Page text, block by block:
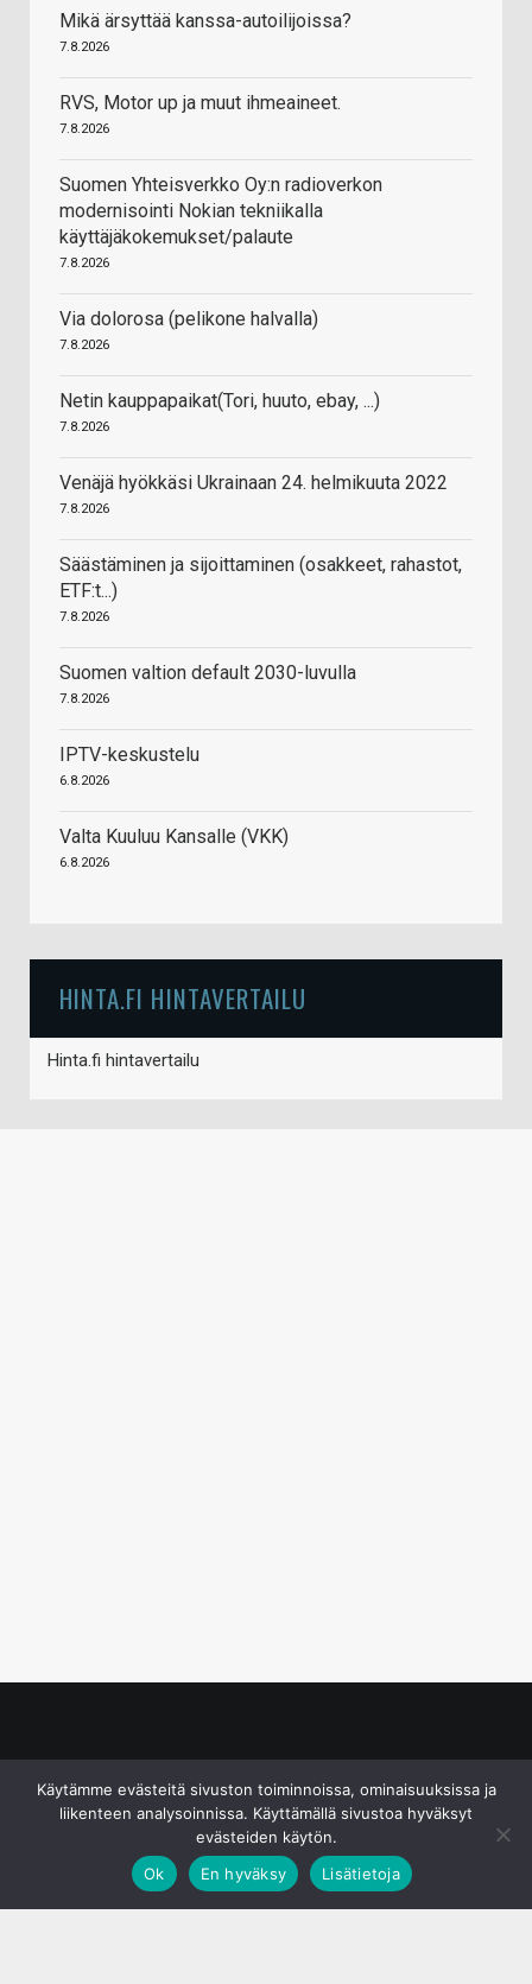
Mikä ärsyttää kanssa-autoilijoissa?
7.8.2026
RVS, Motor up ja muut ihmeaineet.
7.8.2026
Suomen Yhteisverkko Oy:n radioverkon
modernisointi Nokian tekniikalla
käyttäjäkokemukset/palaute
7.8.2026
Via dolorosa (pelikone halvalla)
7.8.2026
Netin kauppapaikat(Tori, huuto, ebay, ...)
7.8.2026
Venäjä hyökkäsi Ukrainaan 24. helmikuuta 2022
7.8.2026
Säästäminen ja sijoittaminen (osakkeet, rahastot,
ETF:t...)
7.8.2026
Suomen valtion default 2030-luvulla
7.8.2026
IPTV-keskustelu
6.8.2026
Valta Kuuluu Kansalle (VKK)
6.8.2026
HINTA.FI HINTAVERTAILU
Hinta.fi hintavertailu
Käytämme evästeitä sivuston toiminnoissa, ominaisuuksissa ja
liikenteen analysoinnissa. Käyttämällä sivustoa hyväksyt
evästeiden käytön.
Ok
En hyväksy Lisätietoja